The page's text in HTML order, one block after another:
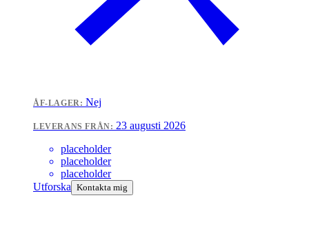
ÅF-LAGER: Nej
LEVERANS FRÅN: 23 augusti 2026
placeholder
placeholder
placeholder
Utforska Kontakta mig